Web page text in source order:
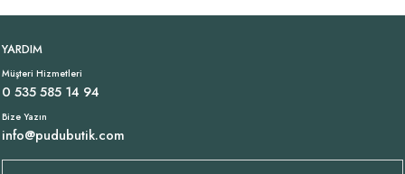
Tükendi
899,00 TL
Tükendi
Tükendi
YARDIM
Müşteri Hizmetleri
0 535 585 14 94
Bize Yazın
info@pudubutik.com